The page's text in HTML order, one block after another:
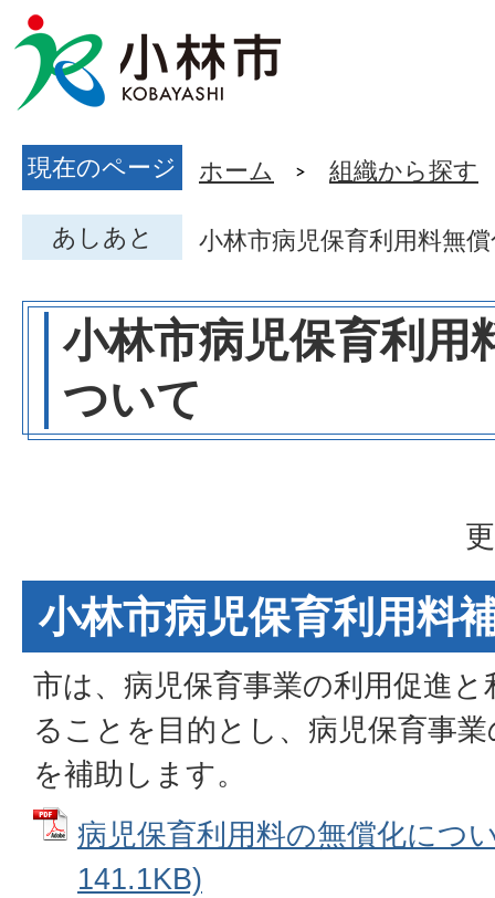
現在のページ ホーム 組織から探す
あしあと 小林市病児保育利用料無
小林市病児保育利用
ついて
小林市病児保育利用料
市は、病児保育事業の利用促進
ることを目的とし、病児保育事
を補助します。
病児保育利用料の無償化につ
141.1KB)